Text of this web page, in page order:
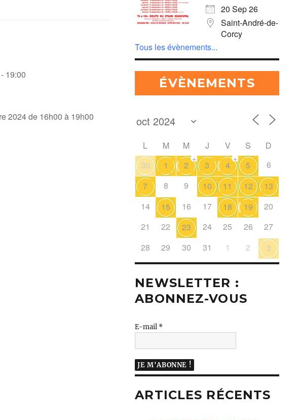
19:00
2024 de 16h00 à 19h00
20 Sep 26
Saint-André-de-
Corcy
Tous les évènements...
ÉVÈNEMENTS
L M M J V S
D
30
1 2
+
3 4
+
5
6
7
8 9 10 11 12
13
14
15 16 17 18 19
20
21
22 23 24 25 26
27
28
29 30 31 1 2 3
NEWSLETTER :
ABONNEZ-VOUS
E-mail *
ARTICLES RÉCENTS